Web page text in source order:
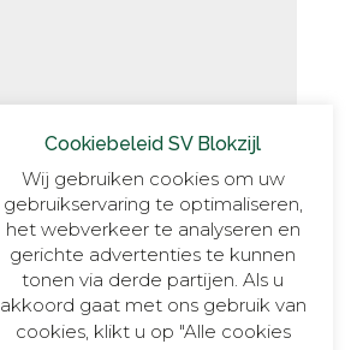
Cookiebeleid SV Blokzijl
Wij gebruiken cookies om uw
gebruikservaring te optimaliseren,
het webverkeer te analyseren en
gerichte advertenties te kunnen
tonen via derde partijen. Als u
akkoord gaat met ons gebruik van
cookies, klikt u op "Alle cookies